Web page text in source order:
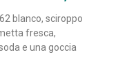
blanco, sciroppo
fresca,
e una goccia